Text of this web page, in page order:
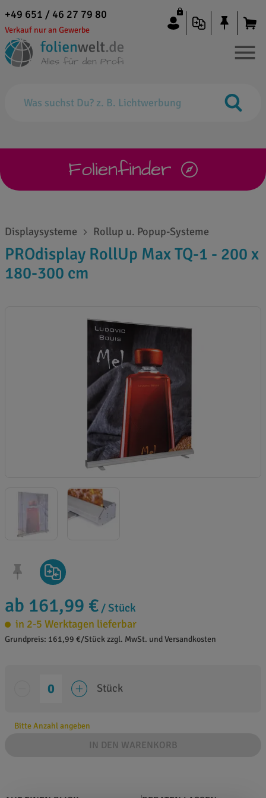
+49 651 / 46 27 79 80
Verkauf nur an Gewerbe
Folienfinder
Displaysysteme Rollup u. Popup-Systeme
PROdisplay RollUp Max TQ-1 - 200 x
180-300 cm
ab 161,99 € / Stück
in 2-5 Werktagen lieferbar
Grundpreis: 161,99 €/Stück zzgl. MwSt. und Versandkosten
Stück
Bitte Anzahl angeben
IN DEN WARENKORB